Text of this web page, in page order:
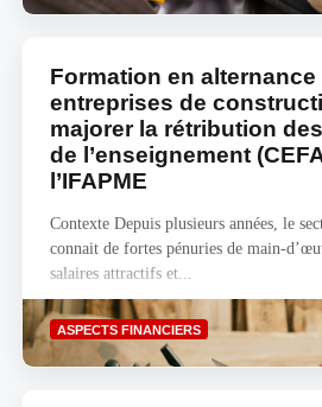
Formation en alternance
entreprises de
majorer la rétribution
de l’enseignement
l’IFAPME
Contexte Depuis plusieurs années, le
connait de fortes pénuries de main-
salaires attractifs et...
ASPECTS FINANCIERS